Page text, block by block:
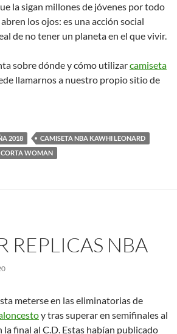
la sigan millones de jóvenes por todo
los ojos: es una acción social
de no tener un planeta en el que vivir.
sobre dónde y cómo utilizarcamiseta
llamarnos a nuestro propio sitio de
2018
CAMISETA NBA KAWHI LEONARD
WOMAN
REPLICAS NBA
meterse en las eliminatorias de
y tras superar en semifinales al
final al C.D. Estas habían publicado